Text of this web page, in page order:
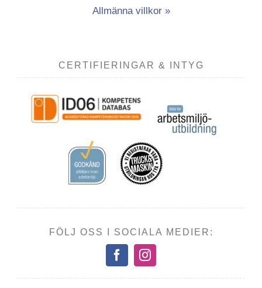
Allmänna villkor »
CERTIFIERINGAR & INTYG
FÖLJ OSS I SOCIALA MEDIER: